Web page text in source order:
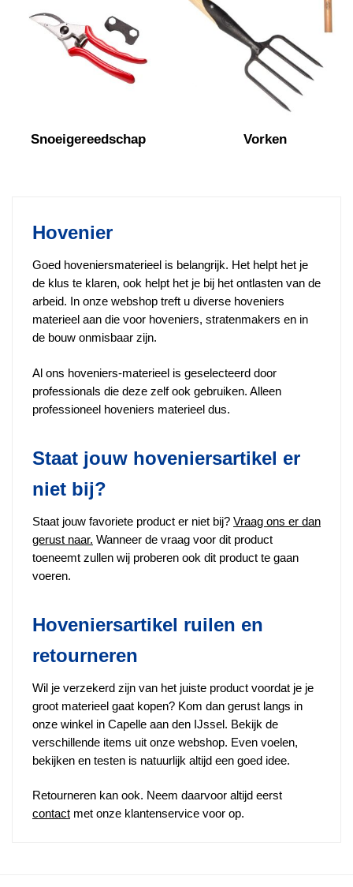
Snoeigereedschap Vorken
Hovenier
Goed hoveniersmaterieel is belangrijk. Het helpt het je
de klus te klaren, ook helpt het je bij het ontlasten van de
arbeid. In onze webshop treft u diverse hoveniers
materieel aan die voor hoveniers, stratenmakers en in
de bouw onmisbaar zijn.
Al ons hoveniers-materieel is geselecteerd door
professionals die deze zelf ook gebruiken. Alleen
professioneel hoveniers materieel dus.
Staat jouw hoveniersartikel er
niet bij?
Staat jouw favoriete product er niet bij? Vraag ons er dan
gerust naar. Wanneer de vraag voor dit product
toeneemt zullen wij proberen ook dit product te gaan
voeren.
Hoveniersartikel ruilen en
retourneren
Wil je verzekerd zijn van het juiste product voordat je je
groot materieel gaat kopen? Kom dan gerust langs in
onze winkel in Capelle aan den IJssel. Bekijk de
verschillende items uit onze webshop. Even voelen,
bekijken en testen is natuurlijk altijd een goed idee.
Retourneren kan ook. Neem daarvoor altijd eerst
contact met onze klantenservice voor op.